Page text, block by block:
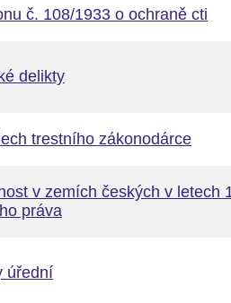
č. 108/1933 o ochraně cti
delikty
trestního zákonodárce
v zemích českých v letech
práva
úřední